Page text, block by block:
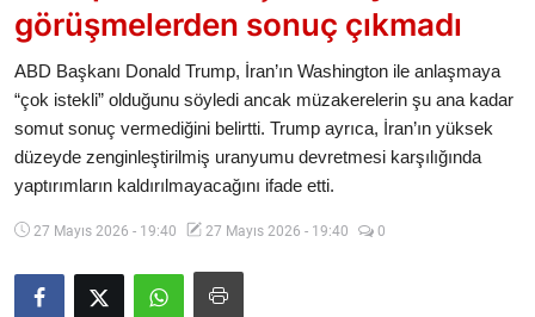
Güncel
Analiz
Makaleler
Galeri
görüşmelerden sonuç çıkmadı
ABD Başkanı Donald Trump, İran’ın Washington ile anlaşmaya
“çok istekli” olduğunu söyledi ancak müzakerelerin şu ana kadar
somut sonuç vermediğini belirtti. Trump ayrıca, İran’ın yüksek
düzeyde zenginleştirilmiş uranyumu devretmesi karşılığında
yaptırımların kaldırılmayacağını ifade etti.
27 Mayıs 2026 - 19:40 27 Mayıs 2026 - 19:40 0